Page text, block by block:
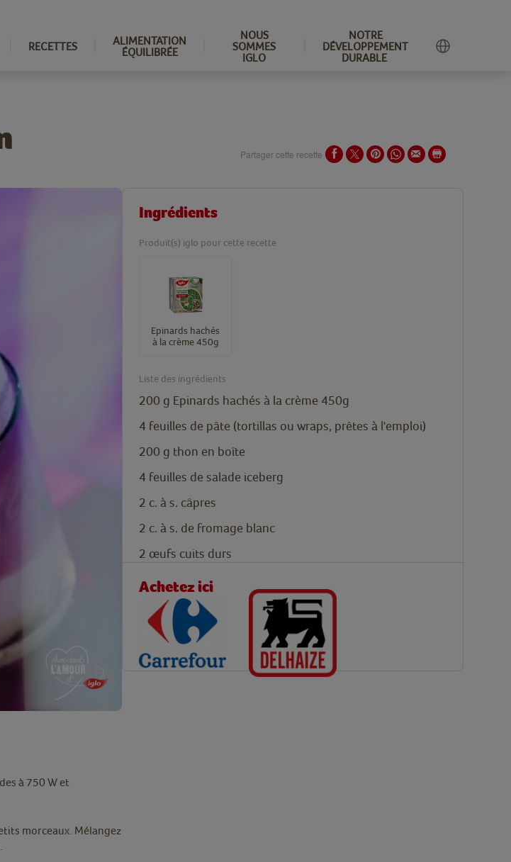
RECETTES
ALIMENTATION
ÉQUILIBRÉE
NOUS
SOMMES
IGLO
NOTRE
DÉVELOPPEMENT
DURABLE
Partager cette recette
à 750 W et
morceaux. Mélangez
Ingrédients
Produit(s) iglo pour cette recette
Epinards hachés
à la crème 450g
Liste des ingrédients
200 g Epinards hachés à la crème 450g
4 feuilles de pâte (tortillas ou wraps, prêtes à l'emploi)
200 g thon en boîte
4 feuilles de salade iceberg
2 c. à s. câpres
2 c. à s. de fromage blanc
2 œufs cuits durs
Achetez ici